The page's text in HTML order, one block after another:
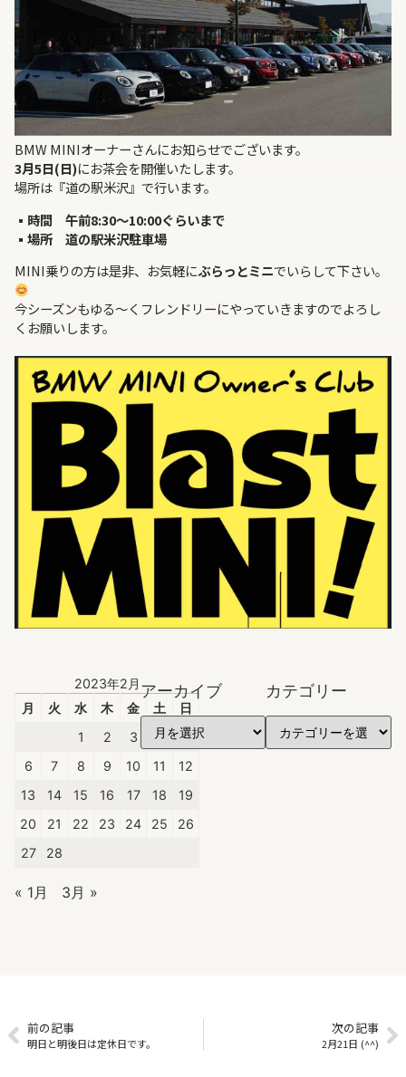
BMW MINIオーナーさんにお知らせでございます。
3月5日(日)にお茶会を開催いたします。
場所は『道の駅米沢』で行います。
▪︎時間 午前8:30～10:00ぐらいまで
▪︎場所 道の駅米沢駐車場
MINI乗りの方は是非、お気軽にぶらっとミニでいらして下さい。
今シーズンもゆる～くフレンドリーにやっていきますのでよろし
くお願いします。
2023年2月
月
火 水 木 金 土
日
1
2 3 4
5
6
7 8 9 10 11
12
13
14 15 16 17 18
19
20
21 22 23 24 25
26
27
28
« 1月 3月 »
アーカイブ カテゴリー
前の記事
明日と明後日は定休日です。
次の記事
2月21日 (^^)